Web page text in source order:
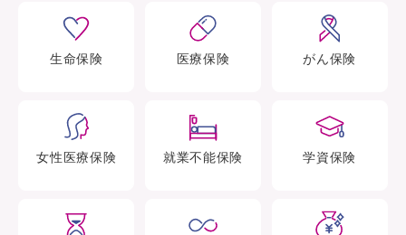
生命保険 医療保険 がん保険
女性医療保険 就業不能保険 学資保険